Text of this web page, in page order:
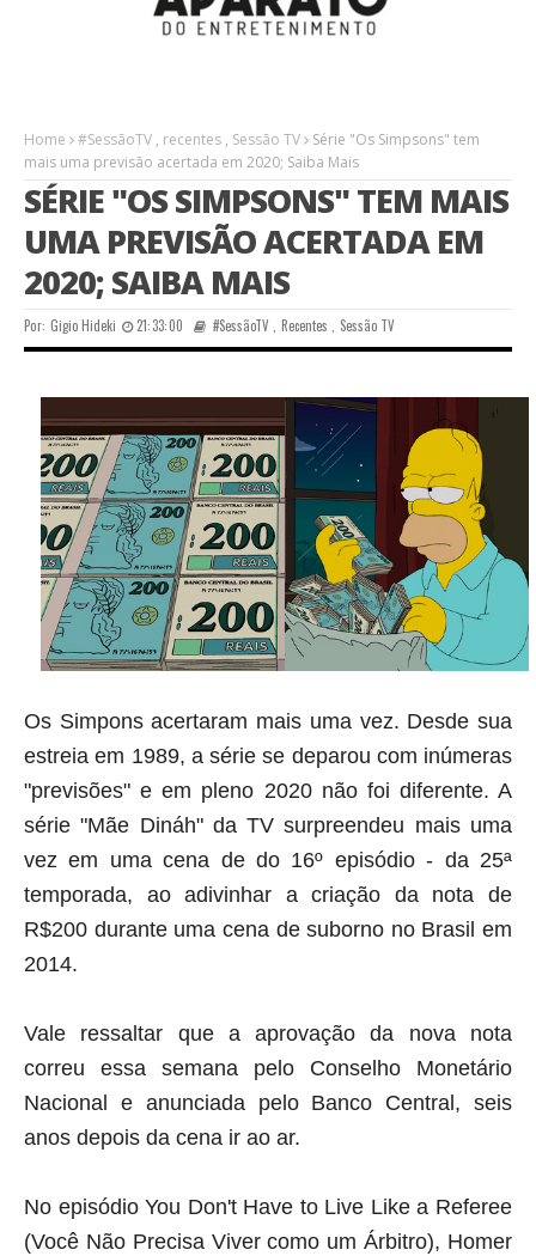
Home #SessãoTV , recentes , Sessão TV
Série "Os Simpsons" tem
mais uma previsão acertada em 2020; Saiba Mais
SÉRIE "OS SIMPSONS" TEM MAIS
UMA PREVISÃO ACERTADA EM
2020; SAIBA MAIS
Por: Gigio Hideki 21:33:00 #SessãoTV ,Recentes Sessão TV
Os Simpons acertaram mais uma vez. Desde sua
estreia em 1989, a série se deparou com inúmeras
"previsões" e em pleno 2020 não foi diferente. A
série "Mãe Dináh" da TV surpreendeu mais uma
vez em uma cena de do 16º episódio - da 25ª
temporada, ao adivinhar a criação da nota de
R$200 durante uma cena de suborno no Brasil em
2014.
Vale ressaltar que a aprovação da nova nota
correu essa semana pelo Conselho Monetário
Nacional e anunciada pelo Banco Central, seis
anos depois da cena ir ao ar.
No episódio You Don't Have to Live Like a Referee
(Você Não Precisa Viver como um Árbitro), Homer